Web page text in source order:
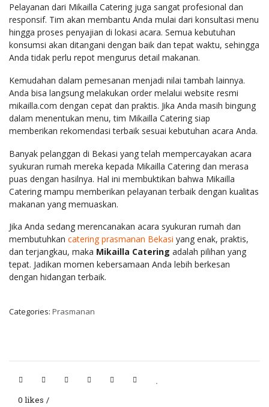
Pelayanan dari Mikailla Catering juga sangat profesional dan
responsif. Tim akan membantu Anda mulai dari konsultasi menu
hingga proses penyajian di lokasi acara. Semua kebutuhan
konsumsi akan ditangani dengan baik dan tepat waktu, sehingga
Anda tidak perlu repot mengurus detail makanan.
Kemudahan dalam pemesanan menjadi nilai tambah lainnya.
Anda bisa langsung melakukan order melalui website resmi
mikailla.com dengan cepat dan praktis. Jika Anda masih bingung
dalam menentukan menu, tim Mikailla Catering siap
memberikan rekomendasi terbaik sesuai kebutuhan acara Anda.
Banyak pelanggan di Bekasi yang telah mempercayakan acara
syukuran rumah mereka kepada Mikailla Catering dan merasa
puas dengan hasilnya. Hal ini membuktikan bahwa Mikailla
Catering mampu memberikan pelayanan terbaik dengan kualitas
makanan yang memuaskan.
Jika Anda sedang merencanakan acara syukuran rumah dan
membutuhkan catering prasmanan Bekasi yang enak, praktis,
dan terjangkau, maka Mikailla Catering adalah pilihan yang
tepat. Jadikan momen kebersamaan Anda lebih berkesan
dengan hidangan terbaik.
Categories: Prasmanan
0 likes